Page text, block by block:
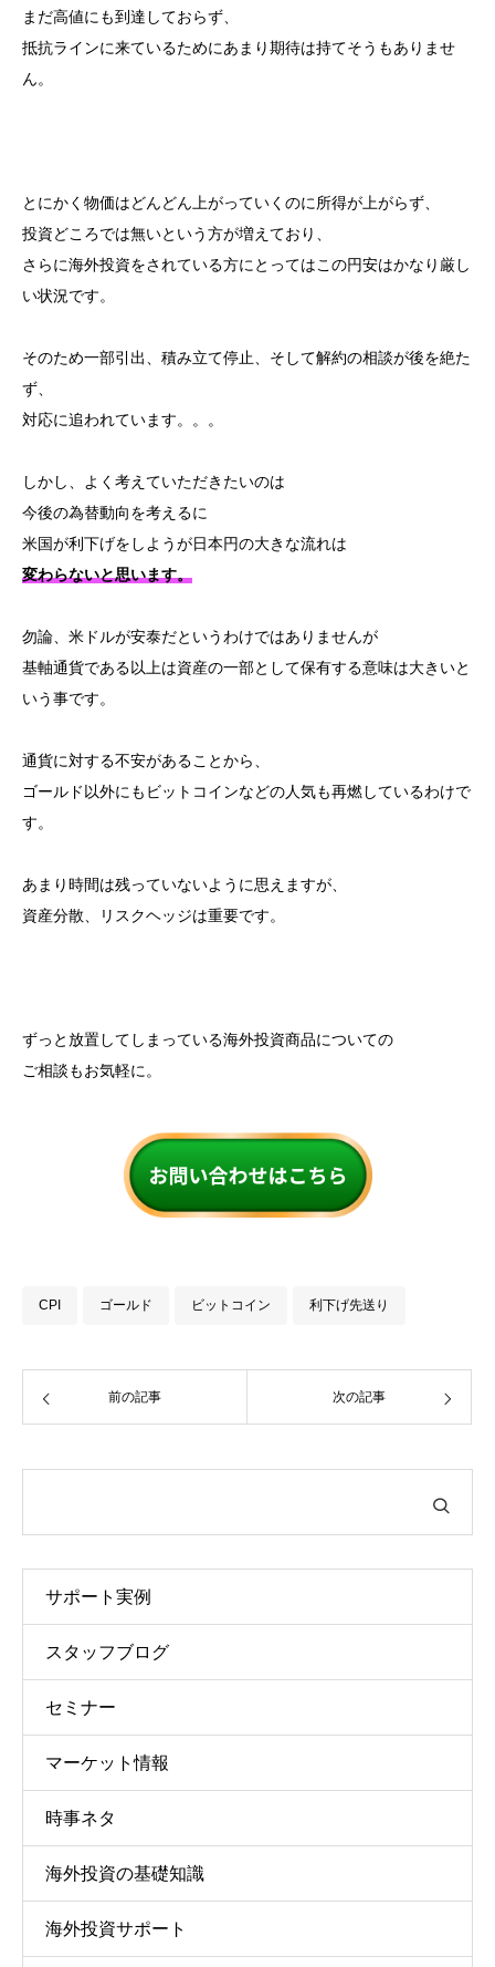
まだ高値にも到達しておらず、
抵抗ラインに来ているためにあまり期待は持てそうもありませ
ん。
とにかく物価はどんどん上がっていくのに所得が上がらず、
投資どころでは無いという方が増えており、
さらに海外投資をされている方にとってはこの円安はかなり厳し
い状況です。
そのため一部引出、積み立て停止、そして解約の相談が後を絶た
ず、
対応に追われています。。。
しかし、よく考えていただきたいのは
今後の為替動向を考えるに
米国が利下げをしようが日本円の大きな流れは
変わらないと思います。
勿論、米ドルが安泰だというわけではありませんが
基軸通貨である以上は資産の一部として保有する意味は大きいと
いう事です。
通貨に対する不安があることから、
ゴールド以外にもビットコインなどの人気も再燃しているわけで
す。
あまり時間は残っていないように思えますが、
資産分散、リスクヘッジは重要です。
ずっと放置してしまっている海外投資商品についての
ご相談もお気軽に。
CPI ゴールド ビットコイン 利下げ先送り
前の記事 次の記事
サポート実例
スタッフブログ
セミナー
マーケット情報
時事ネタ
海外投資の基礎知識
海外投資サポート